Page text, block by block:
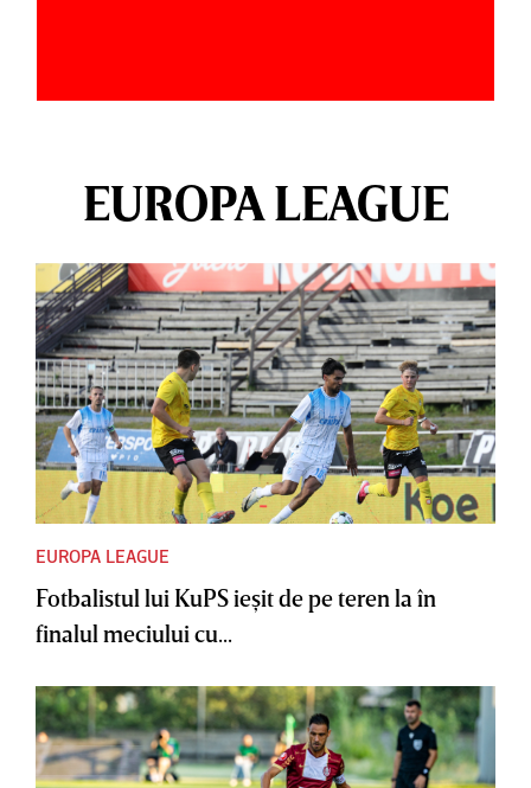
EUROPA LEAGUE
EUROPA LEAGUE
Fotbalistul lui KuPS ieşit de pe teren la în
finalul meciului cu...